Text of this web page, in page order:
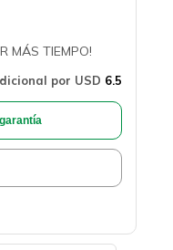
MÁS TIEMPO!
por USD 6.5